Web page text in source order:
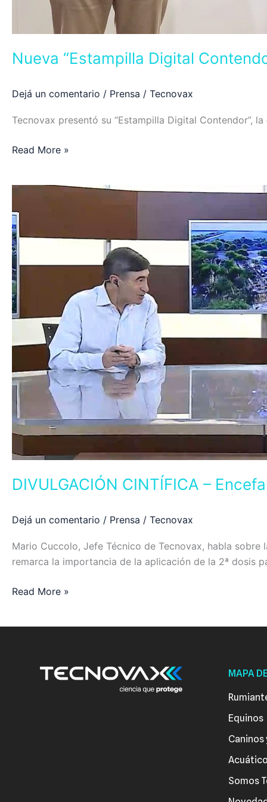
Nueva “Estampilla Digital
Dejá un comentario / Prensa / Tecnovax
Tecnovax presentó su “Estampilla Digital Contendor”,
Read More »
DIVULGACIÓN CINTÍFICA –
Dejá un comentario / Prensa / Tecnovax
Mario Cuccolo, Jefe Técnico de Tecnovax, habla
remarca la importancia de la aplicación de la 2ª dosis
DIVULGACIÓN
CINTÍFICA
–
Encefalomielitis
Equina
Read More »
MAPA
Equinos
Caninos
Somos